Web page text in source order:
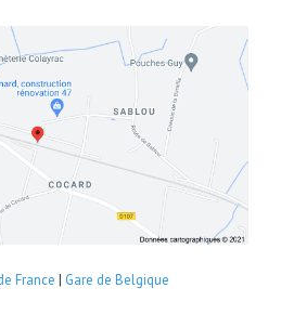
France | Gare de Belgique